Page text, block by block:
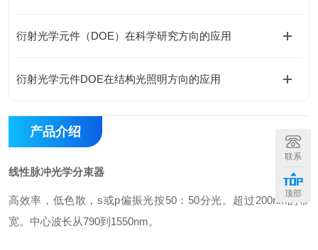
衍射光学元件（DOE）在科学研究方向的应用
衍射光学元件DOE在结构光照明方向的应用
产品介绍
线性脉冲光学分束器
高效率，低色散，s或p偏振光按50：50分光。超过200nm的带
宽。中心波长从790到1550nm。
联系
顶部